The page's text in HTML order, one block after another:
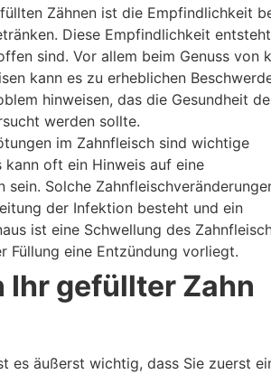
Zähnen ist die Empfindlichkeit
Diese Empfindlichkeit entsteht
sind. Vor allem beim Genuss von
kann es zu erheblichen
hinweisen, das die Gesundheit
werden sollte.
im Zahnfleisch sind wichtige
kann oft ein Hinweis auf eine
Solche
der Infektion besteht und ein
ist eine Schwellung des
Füllung eine Entzündung vorliegt.
Ihr gefüllter Zahn
es äußerst wichtig, dass Sie zuerst